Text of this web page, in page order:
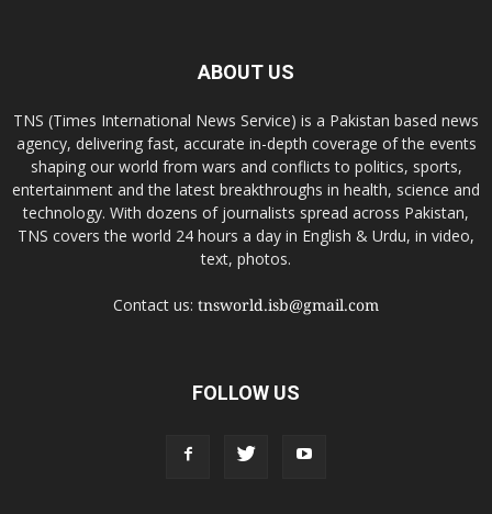
ABOUT US
TNS (Times International News Service) is a Pakistan based news
agency, delivering fast, accurate in-depth coverage of the events
shaping our world from wars and conflicts to politics, sports,
entertainment and the latest breakthroughs in health, science and
technology. With dozens of journalists spread across Pakistan,
TNS covers the world 24 hours a day in English & Urdu, in video,
text, photos.
Contact us: tnsworld.isb@gmail.com
FOLLOW US